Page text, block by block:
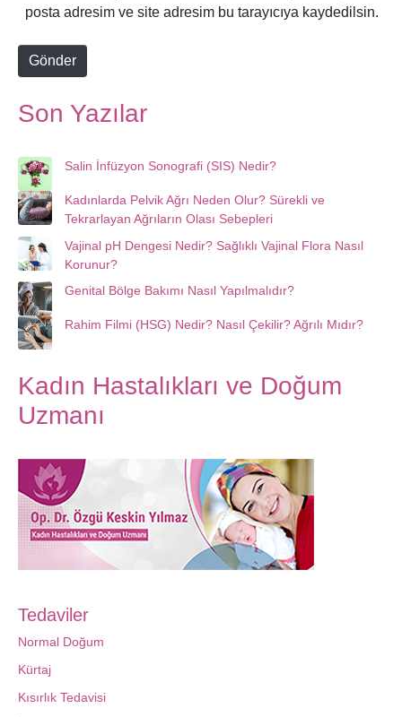
e
posta adresim ve site adresim bu tarayıcıya kaydedilsin.
Gönder
Son Yazılar
Salin İnfüzyon Sonografi (SIS) Nedir?
Kadınlarda Pelvik Ağrı Neden Olur? Sürekli ve
Tekrarlayan Ağrıların Olası Sebepleri
Vajinal pH Dengesi Nedir? Sağlıklı Vajinal Flora Nasıl
Korunur?
Genital Bölge Bakımı Nasıl Yapılmalıdır?
Rahim Filmi (HSG) Nedir? Nasıl Çekilir? Ağrılı Mıdır?
Kadın Hastalıkları ve Doğum
Uzmanı
Tedaviler
Normal Doğum
Kürtaj
Kısırlık Tedavisi